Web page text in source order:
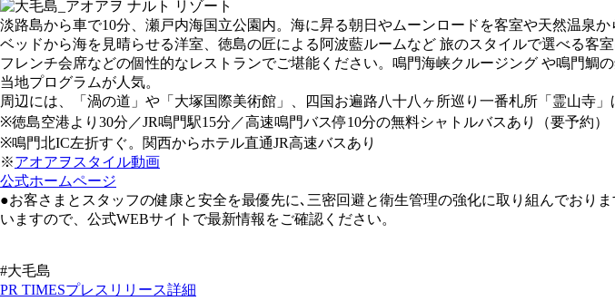
淡路島から車で10分、瀬戸内海国立公園内。海に昇る朝日やムーンロードを客室や天然温泉か
ベッドから海を見晴らせる洋室、徳島の匠による阿波藍ルームなど 旅のスタイルで選べる客
フレンチ会席などの個性的なレストランでご堪能ください。鳴門海峡クルージング や鳴門
当地プログラムが人気。
周辺には、「渦の道」や「大塚国際美術館」、四国お遍路八十八ヶ所巡り一番札所「霊山寺」
※徳島空港より30分／JR鳴門駅15分／高速鳴門バス停10分の無料シャトルバスあり（要予約）
※鳴門北IC左折すぐ。関西からホテル直通JR高速バスあり
※アオアヲスタイル動画
公式ホームページ
●お客さまとスタッフの健康と安全を最優先に､三密回避と衛生管理の強化に取り組んでお
いますので、公式WEBサイトで最新情報をご確認ください。
#大毛島
PR TIMESプレスリリース詳細